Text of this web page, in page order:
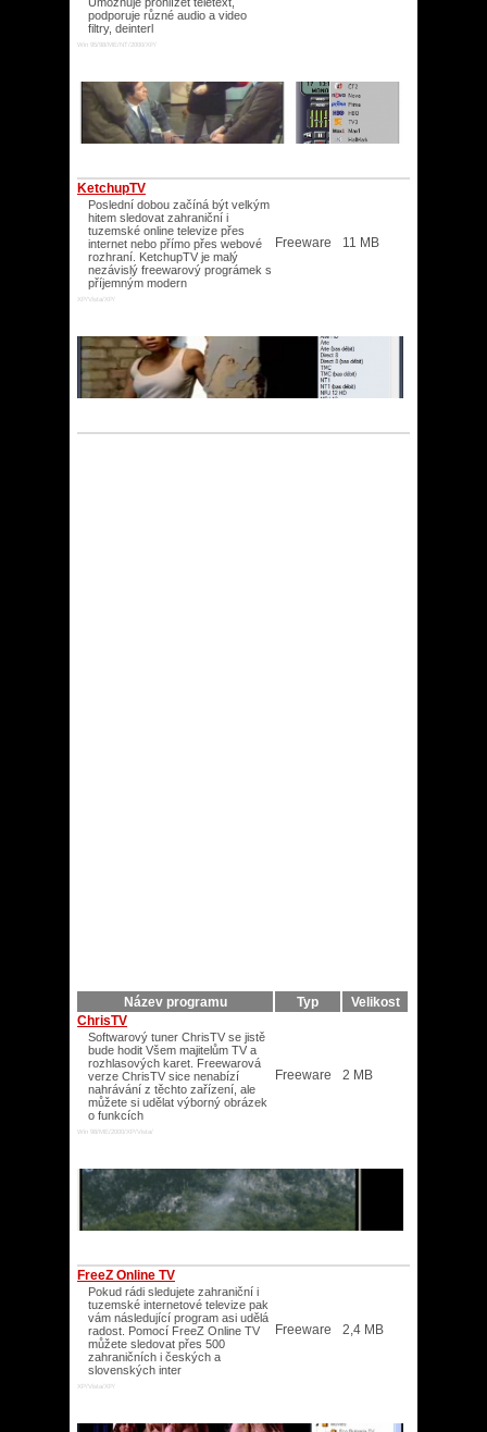
podporuje různé audio a video
filtry, deinterl
Win 95/98/ME/NT/2000/XP/
KetchupTV
Poslední dobou začíná být velkým
hitem sledovat zahraniční i
tuzemské online televize přes
internet nebo přímo přes webové
rozhraní. KetchupTV je malý
nezávislý freewarový prográmek s
příjemným modern
XP/Vista/XP/
Freeware 11 MB
Název programu Typ
Velikost
ChrisTV
Softwarový tuner ChrisTV se jistě
bude hodit Všem majitelům TV a
rozhlasových karet. Freewarová
verze ChrisTV sice nenabízí
nahrávání z těchto zařízení, ale
můžete si udělat výborný obrázek
o funkcích
Win 98/ME/2000/XP/Vista/
Freeware 2 MB
FreeZ Online TV
Pokud rádi sledujete zahraniční i
tuzemské internetové televize pak
vám následující program asi udělá
radost. Pomocí FreeZ Online TV
můžete sledovat přes 500
zahraničních i českých a
slovenských inter
XP/Vista/XP/
Freeware 2,4 MB